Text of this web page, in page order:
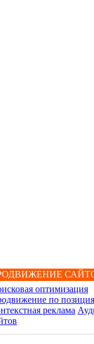
оптимизация
по
реклама